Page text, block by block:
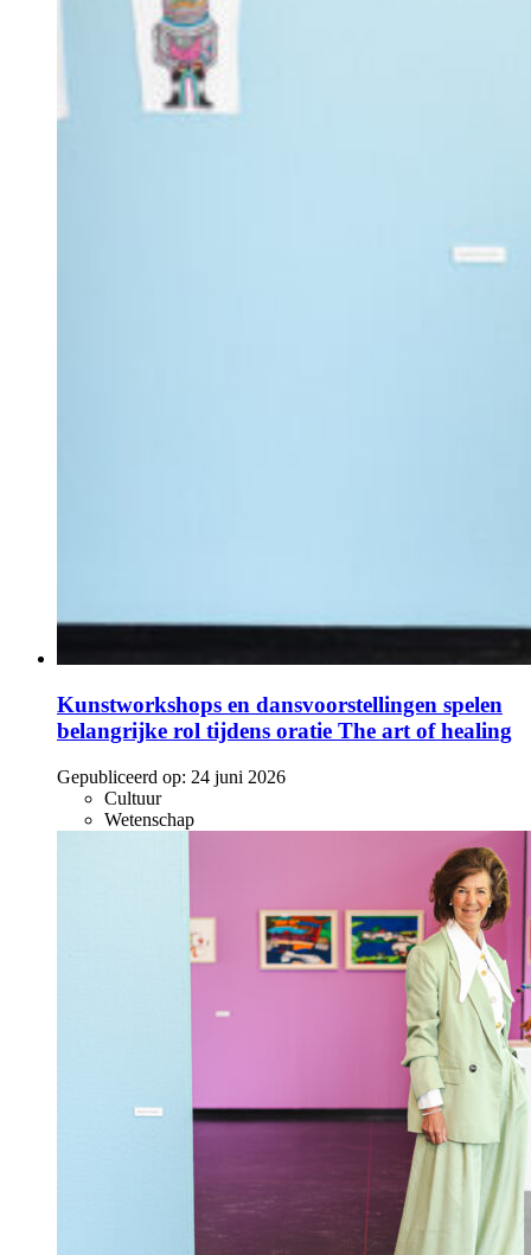
Kunstworkshops en dansvoorstellingen spelen
belangrijke rol tijdens oratie The art of healing
Gepubliceerd op: 24 juni 2026
Cultuur
Wetenschap